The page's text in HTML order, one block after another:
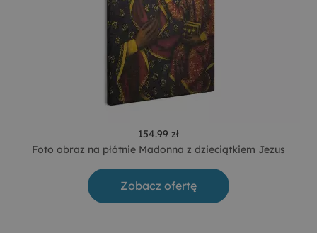
154.99 zł
Foto obraz na płótnie Madonna z dzieciątkiem Jezus
Zobacz ofertę